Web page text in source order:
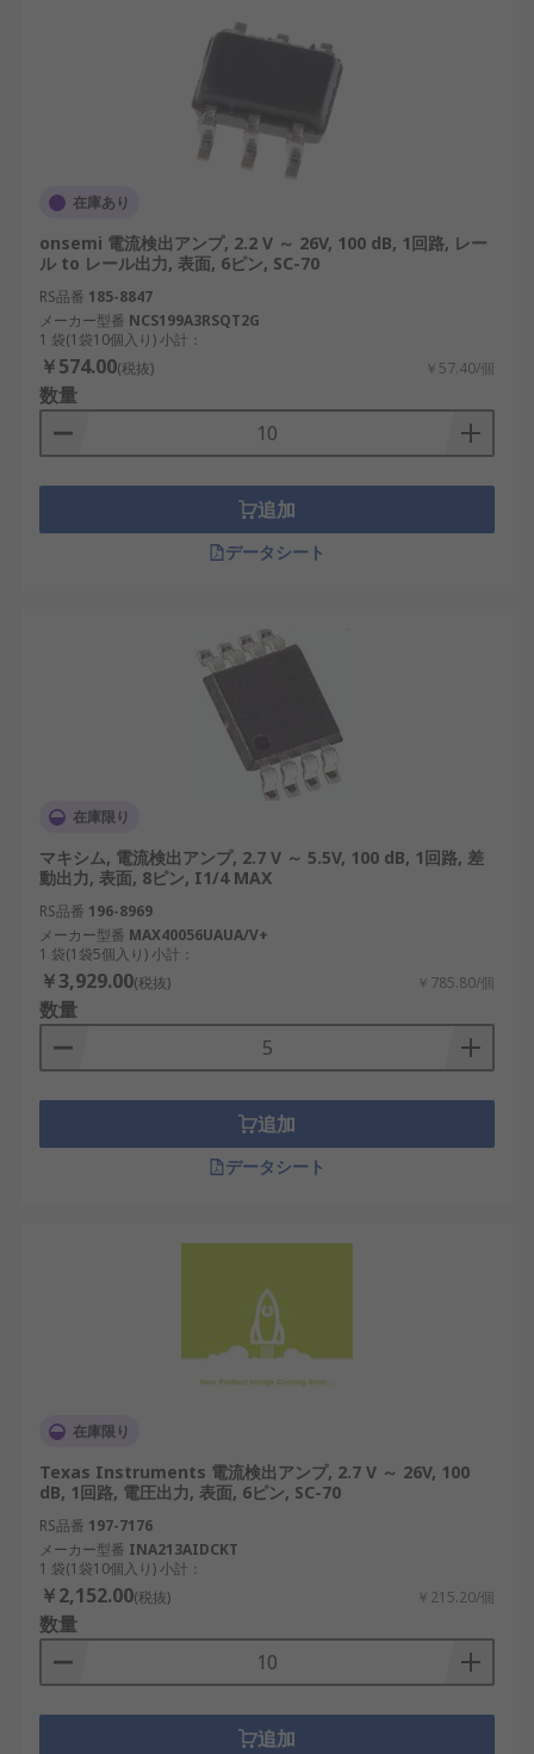
在庫あり
onsemi 電流検出アンプ, 2.2 V ～ 26V, 100 dB, 1回路, レー
ル to レール出力, 表面, 6ピン, SC-70
RS品番 185-8847
メーカー型番 NCS199A3RSQT2G
1 袋(1袋10個入り) 小計：
￥574.00(税抜) ￥57.40/個
数量
追加
データシート
在庫限り
マキシム, 電流検出アンプ, 2.7 V ～ 5.5V, 100 dB, 1回路, 差
動出力, 表面, 8ピン, I1/4 MAX
RS品番 196-8969
メーカー型番 MAX40056UAUA/V+
1 袋(1袋5個入り) 小計：
￥3,929.00(税抜) ￥785.80/個
数量
追加
データシート
在庫限り
Texas Instruments 電流検出アンプ, 2.7 V ～ 26V, 100
dB, 1回路, 電圧出力, 表面, 6ピン, SC-70
RS品番 197-7176
メーカー型番 INA213AIDCKT
1 袋(1袋10個入り) 小計：
￥2,152.00(税抜) ￥215.20/個
数量
追加